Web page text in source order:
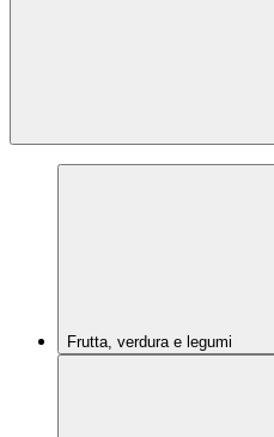
Frutta, verdura e legumi